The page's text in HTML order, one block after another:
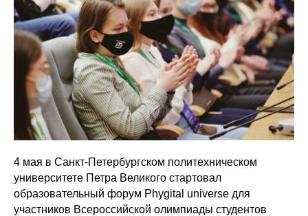
4 мая в Санкт-Петербургском политехническом
университете Петра Великого стартовал
образовательный форум Phygital universe для
участников Всероссийской олимпиады студентов